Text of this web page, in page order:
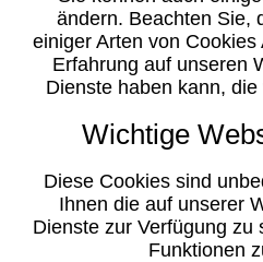
ändern. Beachten Sie,
einiger Arten von
Erfahrung auf unseren
Dienste haben kann,
Wichtige
Diese Cookies sind
Ihnen die auf unserer
Dienste zur Verfügung zu
Funktionen